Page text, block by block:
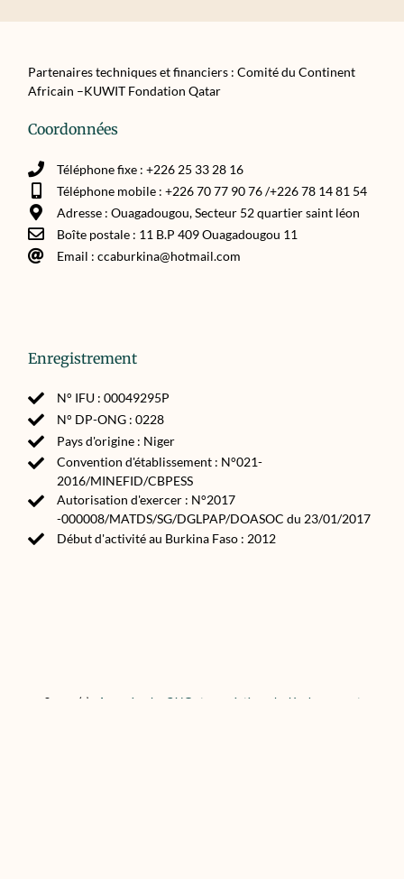
Partenaires techniques et financiers : Comité du Continent
Africain –KUWIT Fondation Qatar
Coordonnées
Téléphone fixe : +226 25 33 28 16
Téléphone mobile : +226 70 77 90 76 /+226 78 14 81 54
Adresse : Ouagadougou, Secteur 52 quartier saint léon
Boîte postale : 11 B.P 409 Ouagadougou 11
Email : ccaburkina@hotmail.com
Enregistrement
N° IFU : 00049295P
N° DP-ONG : 0228
Pays d'origine : Niger
Convention d'établissement : N°021-
2016/MINEFID/CBPESS
Autorisation d'exercer : N°2017
-000008/MATDS/SG/DGLPAP/DOASOC du 23/01/2017
Début d'activité au Burkina Faso : 2012
Source(s) :
Annuaire des ONG et associations de développement